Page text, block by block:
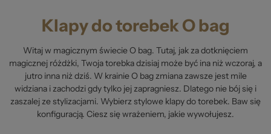
Klapy do torebek O bag
Witaj w magicznym świecie O bag. Tutaj, jak za dotknięciem
magicznej różdżki, Twoja torebka dzisiaj może być ina niż wczoraj, a
jutro inna niż dziś. W krainie O bag zmiana zawsze jest mile
widziana i zachodzi gdy tylko jej zapragniesz. Dlatego nie bój się i
zaszalej ze stylizacjami. Wybierz stylowe klapy do torebek. Baw się
konfiguracją. Ciesz się wrażeniem, jakie wywołujesz.